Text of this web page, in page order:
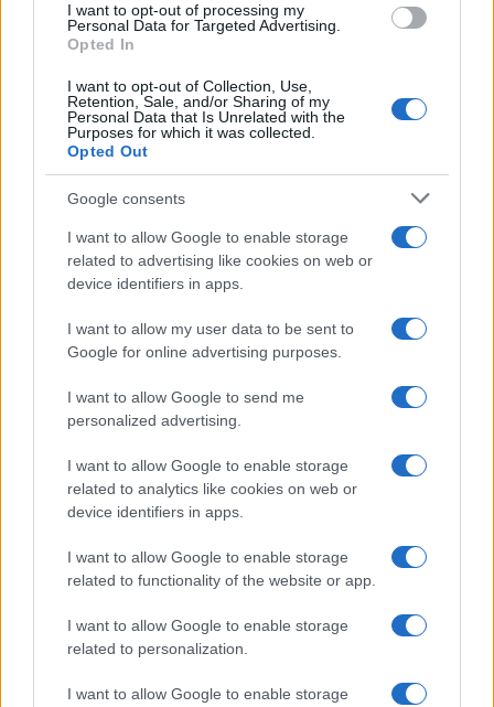
I want to opt-out of processing my
Personal Data for Targeted Advertising.
Opted In
I want to opt-out of Collection, Use,
Retention, Sale, and/or Sharing of my
Personal Data that Is Unrelated with the
Purposes for which it was collected.
Opted Out
Google consents
I want to allow Google to enable storage
related to advertising like cookies on web or
device identifiers in apps.
I want to allow my user data to be sent to
Google for online advertising purposes.
I want to allow Google to send me
personalized advertising.
I want to allow Google to enable storage
related to analytics like cookies on web or
device identifiers in apps.
I want to allow Google to enable storage
related to functionality of the website or app.
I want to allow Google to enable storage
related to personalization.
I want to allow Google to enable storage
9, excepto el quinto, que tiene bolillas del 1 al 20
correspondientes a las posiciones en el tablero.
Frecuencia de los sorteos
Los sorteos de la Quiniela de la Ciudad se realizan
Primera: a las 12 horas
Matutina: a las 14:30 horas